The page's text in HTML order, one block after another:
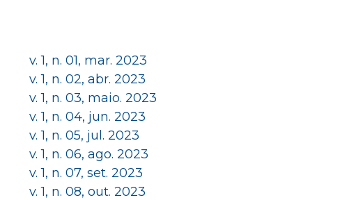
v. 1, n. 01, mar. 2023
v. 1, n. 02, abr. 2023
v. 1, n. 03, maio. 2023
v. 1, n. 04, jun. 2023
v. 1, n. 05, jul. 2023
v. 1, n. 06, ago. 2023
v. 1, n. 07, set. 2023
v. 1, n. 08, out. 2023